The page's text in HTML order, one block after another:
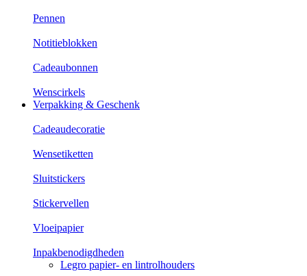
Pennen
Notitieblokken
Cadeaubonnen
Wenscirkels
Verpakking & Geschenk
Cadeaudecoratie
Wensetiketten
Sluitstickers
Stickervellen
Vloeipapier
Inpakbenodigdheden
Legro papier- en lintrolhouders